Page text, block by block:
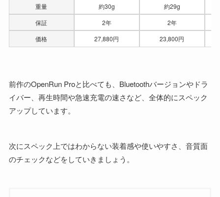
重量
約30g
約29g
保証
2年
2年
価格
27,880円 23,800円
前作のOpenRun Proと比べても、Bluetoothバージョンやドラ
イバー、再生時間や急速充電の速さなど、全体的にスペック
アップしています。
次にスペック上ではわからない装着感や使いやすさ、音質面
のチェックなどをしていきましょう。